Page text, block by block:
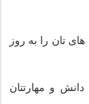
تان را به روز
و مهارتتان